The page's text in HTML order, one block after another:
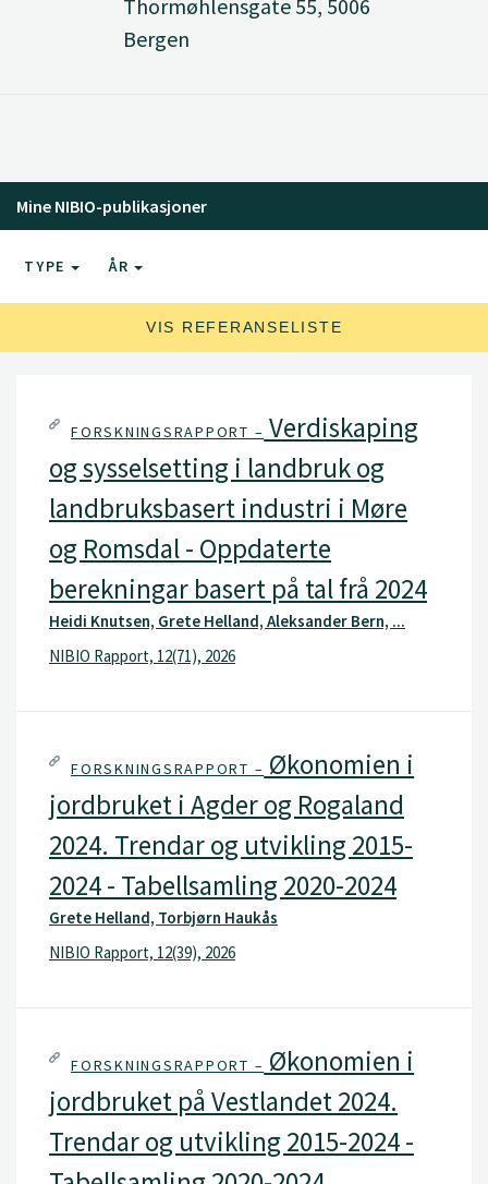
Thormøhlensgate 55, 5006
Bergen
Mine NIBIO-publikasjoner
TYPE ÅR
VIS REFERANSELISTE
FORSKNINGSRAPPORT – Verdiskaping
og sysselsetting i landbruk og
landbruksbasert industri i Møre
og Romsdal - Oppdaterte
berekningar basert på tal frå 2024
Heidi Knutsen, Grete Helland, Aleksander Bern, ...
NIBIO Rapport, 12(71), 2026
FORSKNINGSRAPPORT – Økonomien i
jordbruket i Agder og Rogaland
2024. Trendar og utvikling 2015-
2024 - Tabellsamling 2020-2024
Grete Helland, Torbjørn Haukås
NIBIO Rapport, 12(39), 2026
FORSKNINGSRAPPORT – Økonomien i
jordbruket på Vestlandet 2024.
Trendar og utvikling 2015-2024 -